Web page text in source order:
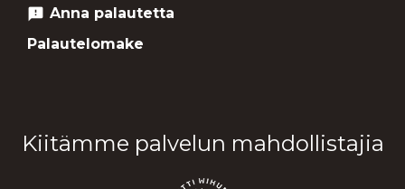
feedback Anna palautetta
Palautelomake
Kiitämme palvelun mahdollistajia